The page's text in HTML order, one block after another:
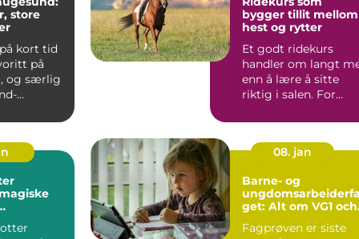
store
kort tid
på
og særlig
bygger tillit mellom
hest og rytter
Et godt ridekurs
handler om langt
enn å lære å sitte
riktig i salen. For
starten ...
08. jan
Barne- og
ungdomsarbeiderfa
get: Alt om VG1 och
Fagprøven er siste